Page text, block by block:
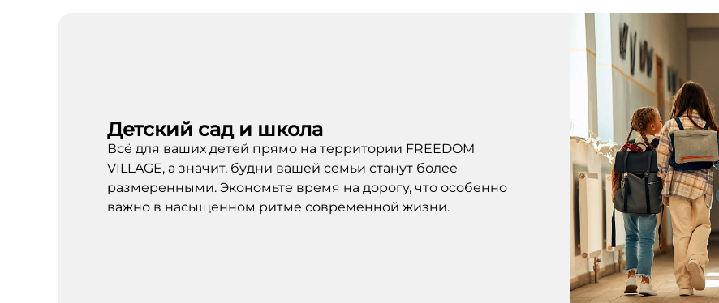
Детский сад и школа
Всё для ваших детей прямо на территории FREEDOM
VILLAGE, а значит, будни вашей семьи станут более
размеренными. Экономьте время на дорогу, что особенно
важно в насыщенном ритме современной жизни.